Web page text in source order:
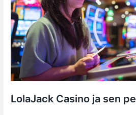
LolaJack Casino ja sen